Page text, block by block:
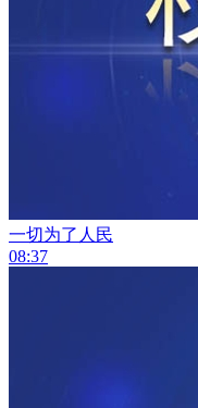
一切为了人民
08:37